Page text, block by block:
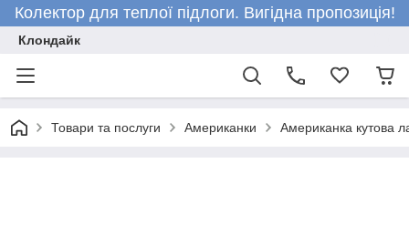
Колектор для теплої підлоги. Вигідна пропозиція!
Клондайк
Товари та послуги Американки Американка кутова